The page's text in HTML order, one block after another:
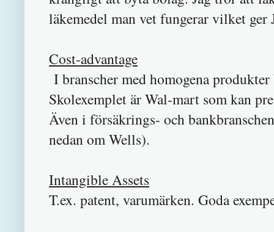
läkemedel man vet fungerar vilket
Cost-advantage
I branscher med homogena
Skolexemplet är Wal-mart som kan
Även i försäkrings- och
nedan om Wells).
Intangible Assets
T.ex. patent, varumärken. Goda